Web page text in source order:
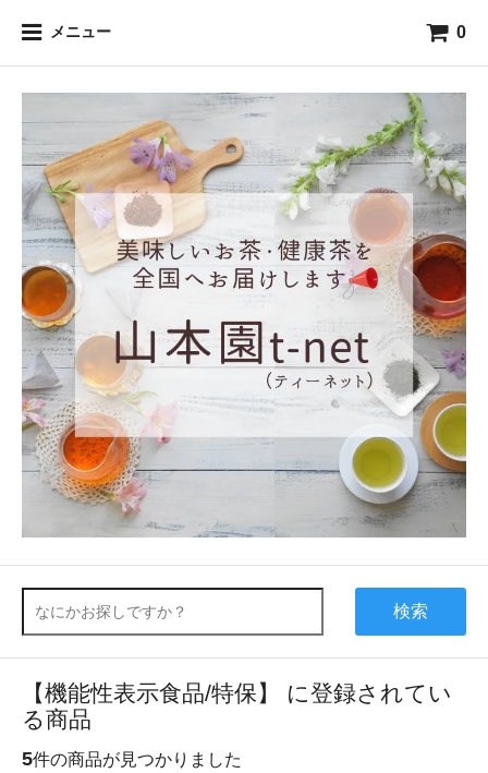
メニュー 0
検索
【機能性表示食品/特保】 に登録されてい
る商品
5件の商品が見つかりました